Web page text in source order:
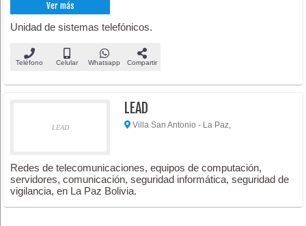
Ver más
Unidad de sistemas telefónicos.
Teléfono Celular Whatsapp Compartir
LEAD
LEAD
Villa San Antonio - La Paz,
Redes de telecomunicaciones, equipos de computación,
servidores, comunicación, seguridad informática, seguridad de
vigilancia, en La Paz Bolivia.